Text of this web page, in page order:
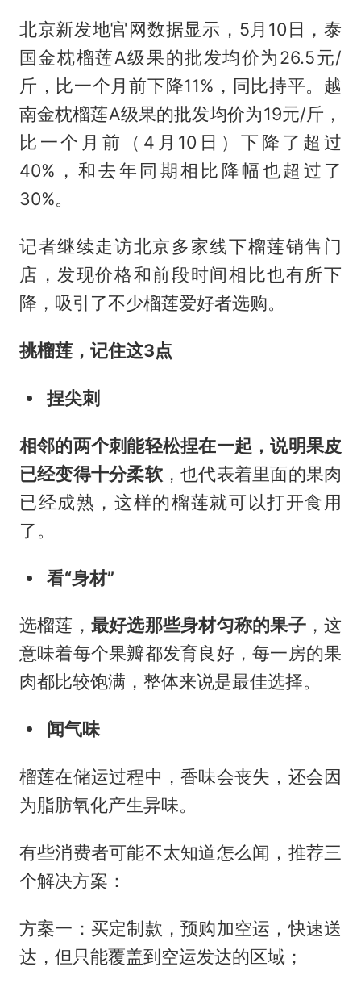
北京新发地官网数据显示，5月10日，泰
国金枕榴莲A级果的批发均价为26.5元/
斤，比一个月前下降11%，同比持平。越
南金枕榴莲A级果的批发均价为19元/斤，
比一个月前（4月10日）下降了超过
40%，和去年同期相比降幅也超过了
30%。
记者继续走访北京多家线下榴莲销售门
店，发现价格和前段时间相比也有所下
降，吸引了不少榴莲爱好者选购。
挑榴莲，记住这3点
捏尖刺
相邻的两个刺能轻松捏在一起，说明果皮
已经变得十分柔软，也代表着里面的果肉
已经成熟，这样的榴莲就可以打开食用
了。
看“身材”
选榴莲， 最好选那些身材匀称的果子，这
意味着每个果瓣都发育良好，每一房的果
肉都比较饱满，整体来说是最佳选择。
闻气味
榴莲在储运过程中，香味会丧失，还会因
为脂肪氧化产生异味。
有些消费者可能不太知道怎么闻，推荐三
个解决方案：
方案一：买定制款，预购加空运，快速送
达，但只能覆盖到空运发达的区域；